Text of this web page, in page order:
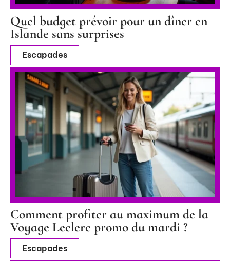
Quel budget prévoir pour un dîner en
Islande sans surprises
Escapades
Comment profiter au maximum de la
Voyage Leclerc promo du mardi ?
Escapades